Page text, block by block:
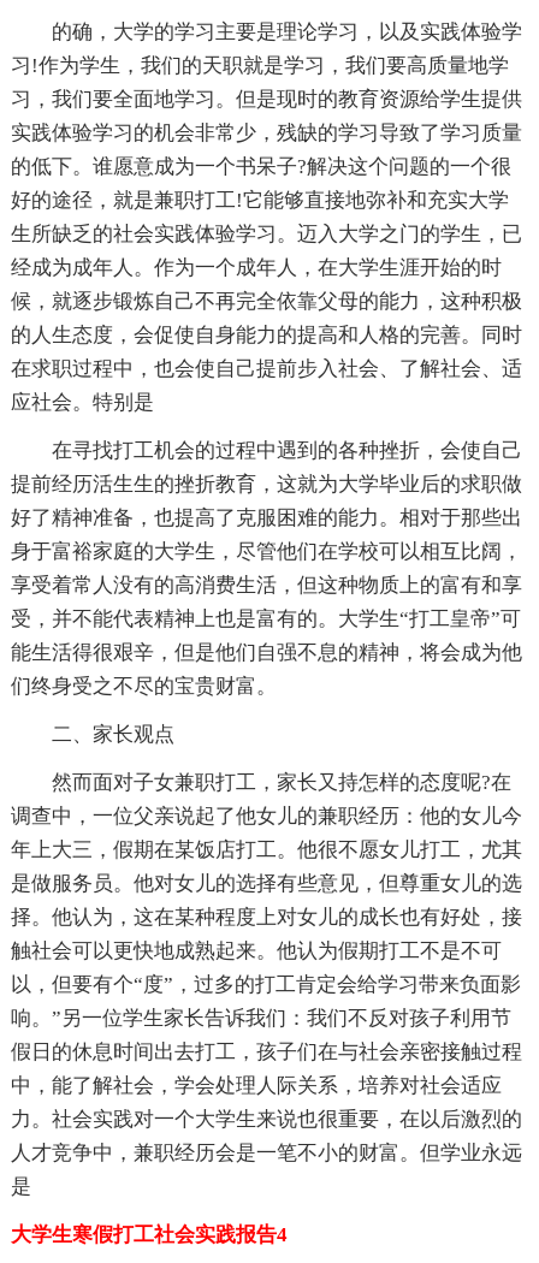
的确，大学的学习主要是理论学习，以及实践体验学
习!作为学生，我们的天职就是学习，我们要高质量地学
习，我们要全面地学习。但是现时的教育资源给学生提供
实践体验学习的机会非常少，残缺的学习导致了学习质量
的低下。谁愿意成为一个书呆子?解决这个问题的一个很
好的途径，就是兼职打工!它能够直接地弥补和充实大学
生所缺乏的社会实践体验学习。迈入大学之门的学生，已
经成为成年人。作为一个成年人，在大学生涯开始的时
候，就逐步锻炼自己不再完全依靠父母的能力，这种积极
的人生态度，会促使自身能力的提高和人格的完善。同时
在求职过程中，也会使自己提前步入社会、了解社会、适
应社会。特别是
在寻找打工机会的过程中遇到的各种挫折，会使自己
提前经历活生生的挫折教育，这就为大学毕业后的求职做
好了精神准备，也提高了克服困难的能力。相对于那些出
身于富裕家庭的大学生，尽管他们在学校可以相互比阔，
享受着常人没有的高消费生活，但这种物质上的富有和享
受，并不能代表精神上也是富有的。大学生“打工皇帝”可
能生活得很艰辛，但是他们自强不息的精神，将会成为他
们终身受之不尽的宝贵财富。
二、家长观点
然而面对子女兼职打工，家长又持怎样的态度呢?在
调查中，一位父亲说起了他女儿的兼职经历：他的女儿今
年上大三，假期在某饭店打工。他很不愿女儿打工，尤其
是做服务员。他对女儿的选择有些意见，但尊重女儿的选
择。他认为，这在某种程度上对女儿的成长也有好处，接
触社会可以更快地成熟起来。他认为假期打工不是不可
以，但要有个“度”，过多的打工肯定会给学习带来负面影
响。”另一位学生家长告诉我们：我们不反对孩子利用节
假日的休息时间出去打工，孩子们在与社会亲密接触过程
中，能了解社会，学会处理人际关系，培养对社会适应
力。社会实践对一个大学生来说也很重要，在以后激烈的
人才竞争中，兼职经历会是一笔不小的财富。但学业永远
是
大学生寒假打工社会实践报告4